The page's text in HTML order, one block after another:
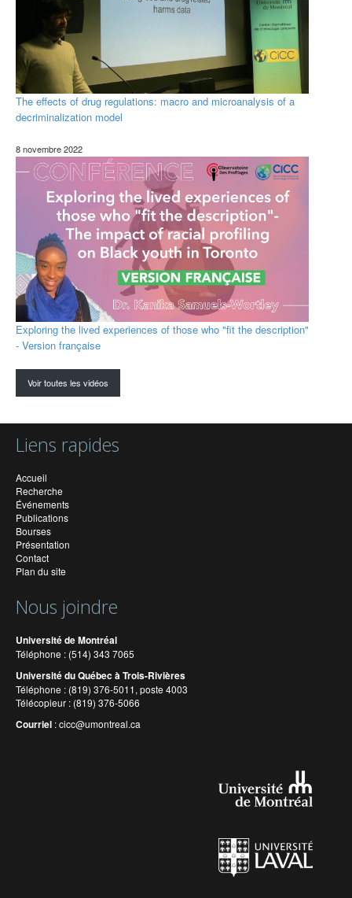
The effects of drug regulations: macro and microanalysis of a
decriminalization model
8 novembre 2022
Exploring the lived experiences of those who "fit the description"
- Version française
Voir toutes les vidéos
Liens rapides
Accueil
Recherche
Événements
Publications
Bourses
Présentation
Contact
Plan du site
Nous joindre
Université de Montréal
Téléphone : (514) 343 7065
Université du Québec à Trois-Rivières
Téléphone : (819) 376-5011, poste 4003
Télécopieur : (819) 376-5066
Courriel :cicc@umontreal.ca